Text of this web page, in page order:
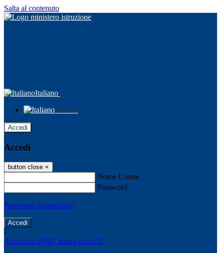
Salta al contenuto
Italiano
Italiano
Accedi
Accedi
button close ×
Nome Utente
Password
Password dimenticata?
-
Entra con SPID Entra con CIE